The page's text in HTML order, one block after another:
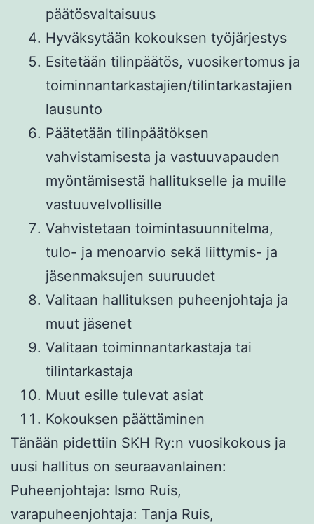
päätösvaltaisuus
Hyväksytään kokouksen työjärjestys
Esitetään tilinpäätös, vuosikertomus ja
toiminnantarkastajien/tilintarkastajien
lausunto
Päätetään tilinpäätöksen
vahvistamisesta ja vastuuvapauden
myöntämisestä hallitukselle ja muille
vastuuvelvollisille
Vahvistetaan toimintasuunnitelma,
tulo- ja menoarvio sekä liittymis- ja
jäsenmaksujen suuruudet
Valitaan hallituksen puheenjohtaja ja
muut jäsenet
Valitaan toiminnantarkastaja tai
tilintarkastaja
Muut esille tulevat asiat
Kokouksen päättäminen
Tänään pidettiin SKH Ry:n vuosikokous ja
uusi hallitus on seuraavanlainen:
Puheenjohtaja: Ismo Ruis,
varapuheenjohtaja: Tanja Ruis,